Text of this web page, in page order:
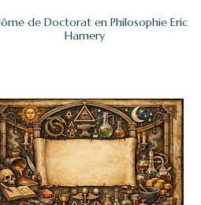
de Doctorat en Philosophie Eric
Hamery